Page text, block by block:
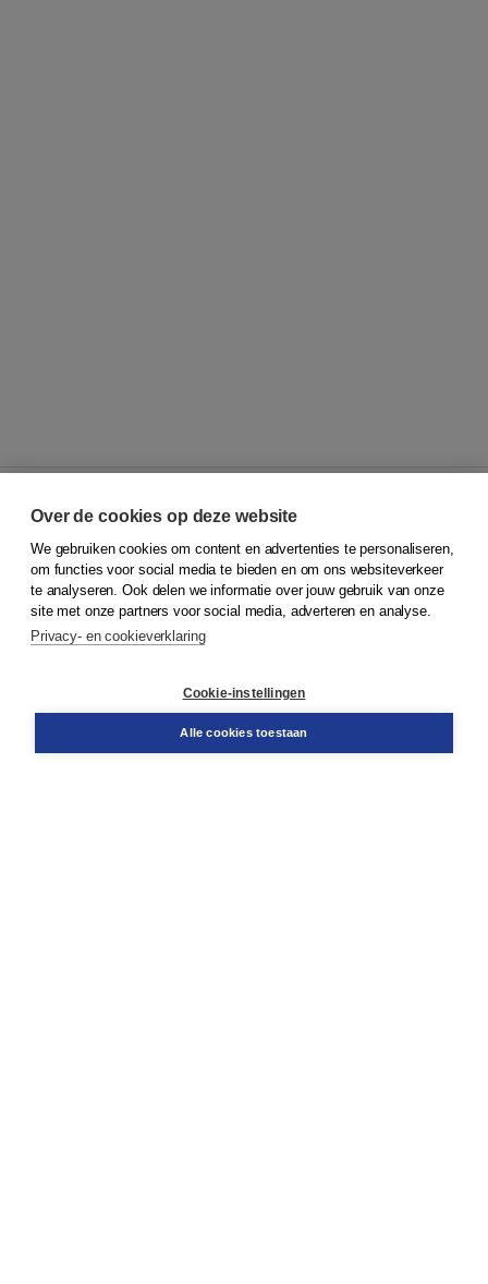
© 2026Koninklijke Boom uitgevers
Klantenservice
Service & informatie
Contact
Over de cookies op deze website
We gebruiken cookies om content en advertenties te personaliseren,
om functies voor social media te bieden en om ons websiteverkeer
te analyseren. Ook delen we informatie over jouw gebruik van onze
site met onze partners voor social media, adverteren en analyse.
Privacy- en cookieverklaring
Cookie-instellingen
Alle cookies toestaan